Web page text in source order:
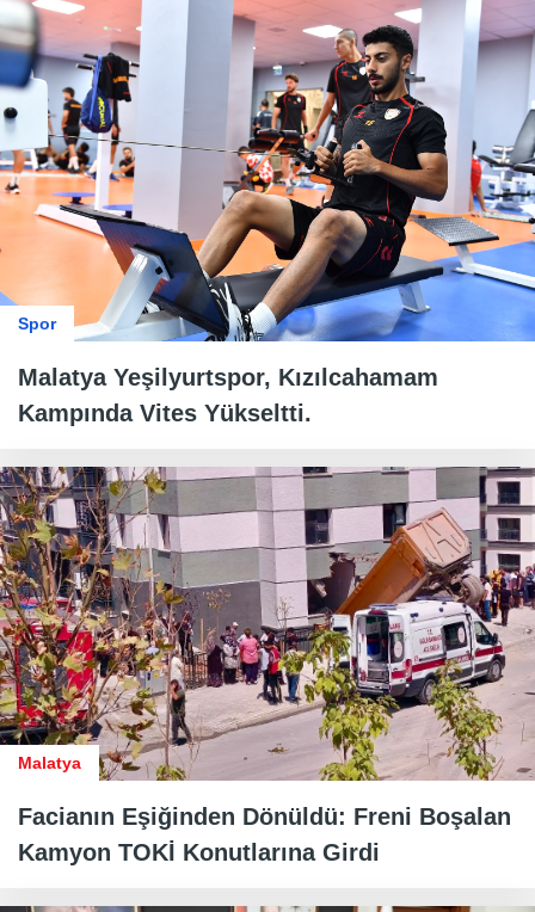
Spor
Malatya Yeşilyurtspor, Kızılcahamam
Kampında Vites Yükseltti.
Malatya
Facianın Eşiğinden Dönüldü: Freni Boşalan
Kamyon TOKİ Konutlarına Girdi